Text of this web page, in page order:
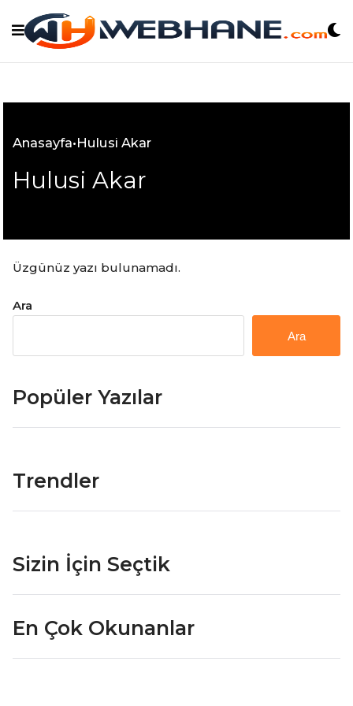
content
Anasayfa•Hulusi Akar
Hulusi Akar
Üzgünüz yazı bulunamadı.
Ara
Ara
Popüler Yazılar
Trendler
Sizin İçin Seçtik
En Çok Okunanlar